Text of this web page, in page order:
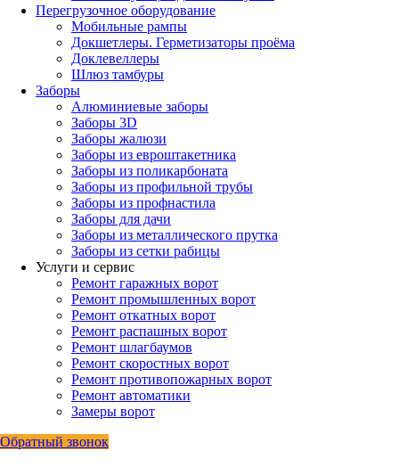
Перегрузочное оборудование
Мобильные рампы
Докшетлеры. Герметизаторы проёма
Доклевеллеры
Шлюз тамбуры
Заборы
Алюминиевые заборы
Заборы 3D
Заборы жалюзи
Заборы из евроштакетника
Заборы из поликарбоната
Заборы из профильной трубы
Заборы из профнастила
Заборы для дачи
Заборы из металлического прутка
Заборы из сетки рабицы
Услуги и сервис
Ремонт гаражных ворот
Ремонт промышленных ворот
Ремонт откатных ворот
Ремонт распашных ворот
Ремонт шлагбаумов
Ремонт скоростных ворот
Ремонт противопожарных ворот
Ремонт автоматики
Замеры ворот
Обратный звонок